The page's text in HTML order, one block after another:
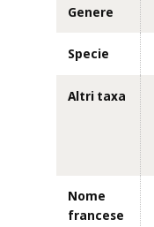
Genere
Specie
Altri taxa
Nome
francese